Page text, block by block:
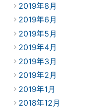
2019年8月
2019年6月
2019年5月
2019年4月
2019年3月
2019年2月
2019年1月
2018年12月